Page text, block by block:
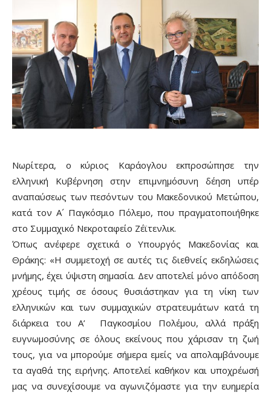
Νωρίτερα, ο κύριος Καράογλου εκπροσώπησε την
ελληνική Κυβέρνηση στην επιμνημόσυνη δέηση υπέρ
αναπαύσεως των πεσόντων του Μακεδονικού Μετώπου,
κατά τον Α´ Παγκόσμιο Πόλεμο, που πραγματοποιήθηκε
στο Συμμαχικό Νεκροταφείο Ζέϊτενλικ.
Όπως ανέφερε σχετικά ο Υπουργός Μακεδονίας και
Θράκης: «Η συμμετοχή σε αυτές τις διεθνείς εκδηλώσεις
μνήμης, έχει ύψιστη σημασία. Δεν αποτελεί μόνο απόδοση
χρέους τιμής σε όσους θυσιάστηκαν για τη νίκη των
ελληνικών και των συμμαχικών στρατευμάτων κατά τη
διάρκεια του Α’ Παγκοσμίου Πολέμου, αλλά πράξη
ευγνωμοσύνης σε όλους εκείνους που χάρισαν τη ζωή
τους, για να μπορούμε σήμερα εμείς να απολαμβάνουμε
τα αγαθά της ειρήνης. Αποτελεί καθήκον και υποχρέωσή
μας να συνεχίσουμε να αγωνιζόμαστε για την ευημερία